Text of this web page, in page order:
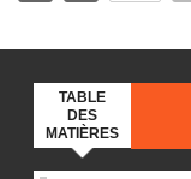
TABLE
DES
MATIÈRES